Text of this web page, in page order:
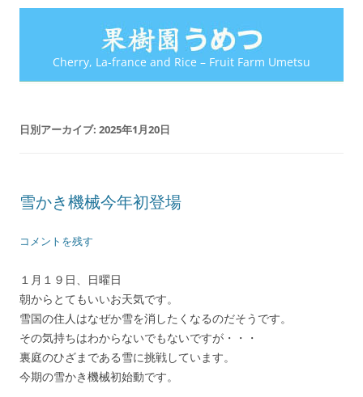
Cherry, La-france and Rice – Fruit Farm Umetsu
日別アーカイブ: 2025年1月20日
雪かき機械今年初登場
コメントを残す
１月１９日、日曜日
朝からとてもいいお天気です。
雪国の住人はなぜか雪を消したくなるのだそうです。
その気持ちはわからないでもないですが・・・
裏庭のひざまである雪に挑戦しています。
今期の雪かき機械初始動です。